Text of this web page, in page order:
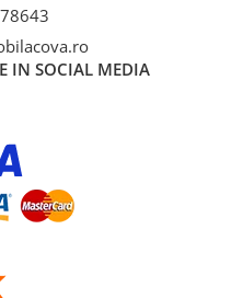
IN SOCIAL MEDIA